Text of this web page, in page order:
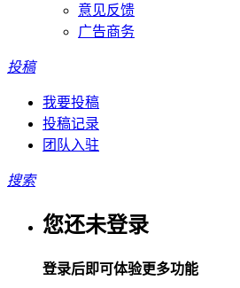
意见反馈
广告商务
投稿
我要投稿
投稿记录
团队入驻
搜索
您还未登录
登录后即可体验更多功能